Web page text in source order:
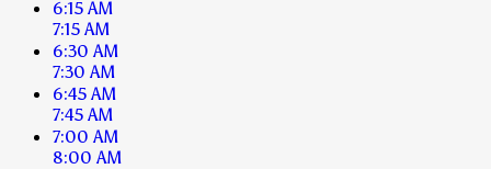
6:15 AM
7:15 AM
6:30 AM
7:30 AM
6:45 AM
7:45 AM
7:00 AM
8:00 AM